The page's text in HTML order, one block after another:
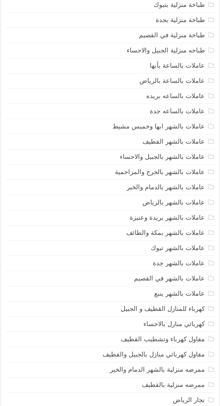
طباخة منزلية بتبوك
طباخة منزلية بجدة
طباخة منزلية في القصيم
طباخه منزلية الجبيل والاحساء
عاملات بالساعة بأبها
عاملات بالساعة بالرياض
عاملات بالساعه بريده
عاملات بالساعه جدة
عاملات بالشهر ابها وخميس مشيط
عاملات بالشهر القطيف
عاملات بالشهر بالجبيل والاحساء
عاملات بالشهر بالخرج والمزاحمية
عاملات بالشهر بالدمام والخبر
عاملات بالشهر بالرياض
عاملات بالشهر بريدة وعنيزة
عاملات بالشهر بمكة والطائف
عاملات بالشهر تبوك
عاملات بالشهر جدة
عاملات بالشهر في القصيم
عاملات بالشهر ينبع
كهرباء للمنازل القطيف و الجبيل
كهربائي منازل بالاحساء
مقاول كهرباء وتشطيب القطيف
مقاول كهربائي منازل بالجبيل والقطيف
ممرضه منزلية بالشهر الدمام والخبر
ممرضه منزلية بالقطيف
نجار الرياض